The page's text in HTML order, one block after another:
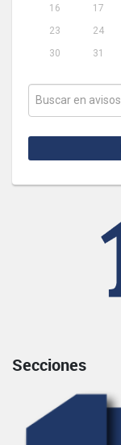
16
17
23
24
30
31
Secciones